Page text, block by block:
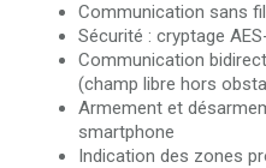
Communication sans
Sécurité : cryptage
Communication
(champ libre hors
Armement et
smartphone
Indication des zones